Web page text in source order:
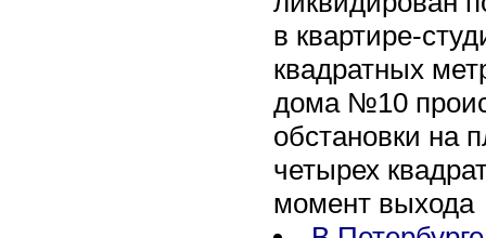
в квартире-
квадратных
дома №10
обстановки на
четырех
момент выхода